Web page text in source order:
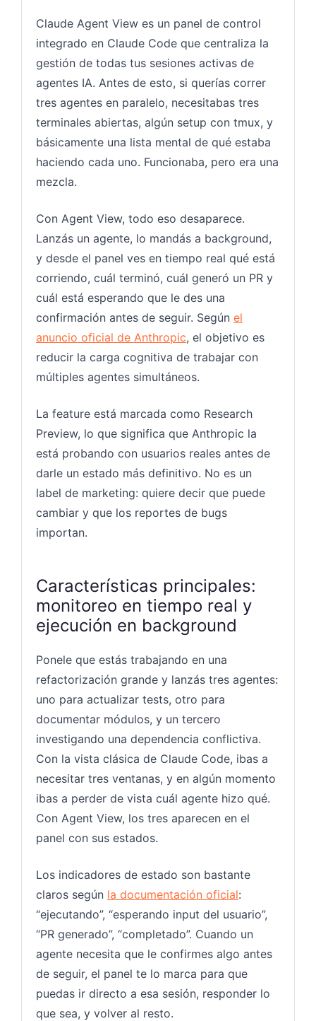
Claude Agent View es un panel de control
integrado en Claude Code que centraliza la
gestión de todas tus sesiones activas de
agentes IA. Antes de esto, si querías correr
tres agentes en paralelo, necesitabas tres
terminales abiertas, algún setup con tmux, y
básicamente una lista mental de qué estaba
haciendo cada uno. Funcionaba, pero era una
mezcla.
Con Agent View, todo eso desaparece.
Lanzás un agente, lo mandás a background,
y desde el panel ves en tiempo real qué está
corriendo, cuál terminó, cuál generó un PR y
cuál está esperando que le des una
confirmación antes de seguir. Según el
anuncio oficial de Anthropic, el objetivo es
reducir la carga cognitiva de trabajar con
múltiples agentes simultáneos.
La feature está marcada como Research
Preview, lo que significa que Anthropic la
está probando con usuarios reales antes de
darle un estado más definitivo. No es un
label de marketing: quiere decir que puede
cambiar y que los reportes de bugs
importan.
Características principales:
monitoreo en tiempo real y
ejecución en background
Ponele que estás trabajando en una
refactorización grande y lanzás tres agentes:
uno para actualizar tests, otro para
documentar módulos, y un tercero
investigando una dependencia conflictiva.
Con la vista clásica de Claude Code, ibas a
necesitar tres ventanas, y en algún momento
ibas a perder de vista cuál agente hizo qué.
Con Agent View, los tres aparecen en el
panel con sus estados.
Los indicadores de estado son bastante
claros según la documentación oficial:
“ejecutando”, “esperando input del usuario”,
“PR generado”, “completado”. Cuando un
agente necesita que le confirmes algo antes
de seguir, el panel te lo marca para que
puedas ir directo a esa sesión, responder lo
que sea, y volver al resto.